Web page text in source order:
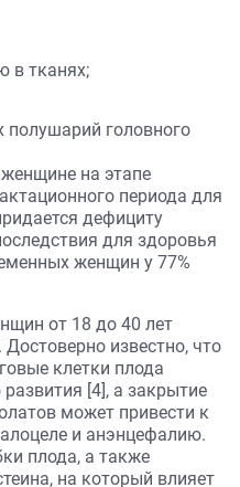
в тканях;
головного
на этапе
периода для
дефициту
для здоровья
женщин у 77%
от 18 до 40 лет
известно, что
клетки плода
[4], а закрытие
может привести к
и анэнцефалию.
плода, а также
на который влияет